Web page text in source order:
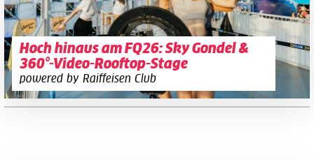
Hoch hinaus am FQ26: Sky Gondel &
360°-Video-Rooftop-Stage
powered by Raiffeisen Club